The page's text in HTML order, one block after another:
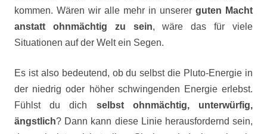
kommen. Wären wir alle mehr in unserer guten Macht
anstatt ohnmächtig zu sein, wäre das für viele
Situationen auf der Welt ein Segen.
Es ist also bedeutend, ob du selbst die Pluto-Energie in
der niedrig oder höher schwingenden Energie erlebst.
Fühlst du dich selbst ohnmächtig, unterwürfig,
ängstlich? Dann kann diese Linie herausfordernd sein,